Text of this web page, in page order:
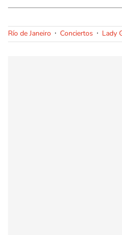
Río de Janeiro Conciertos Lady